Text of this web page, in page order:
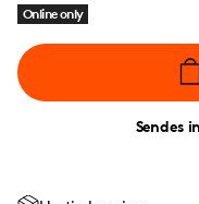
Online only
Sendes